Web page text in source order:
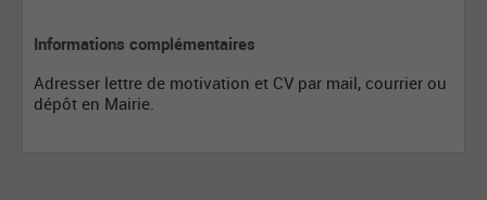
Informations complémentaires
Adresser lettre de motivation et CV par mail, courrier ou
dépôt en Mairie.